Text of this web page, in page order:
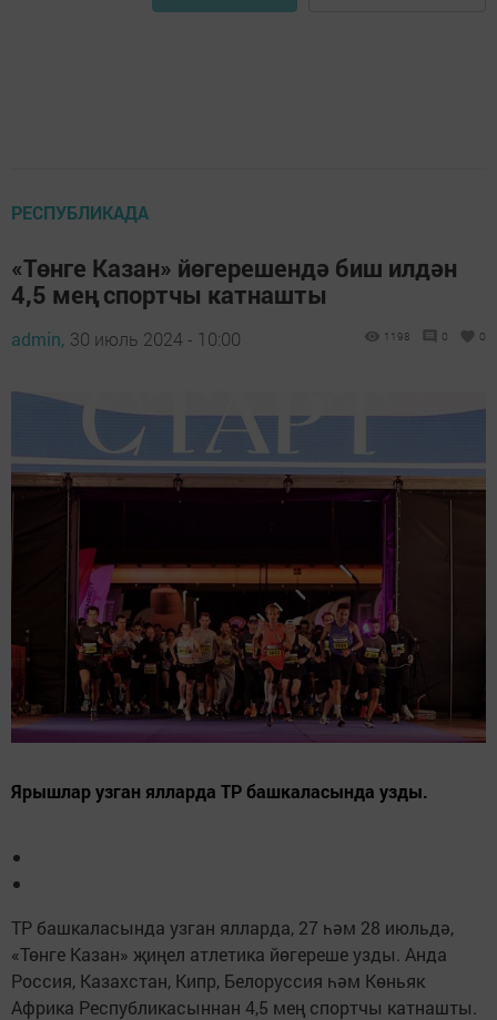
РЕСПУБЛИКАДА
«Төнге Казан» йөгерешендә биш илдән
4,5 мең спортчы катнашты
admin, 30 июль 2024 - 10:00 1198 0 0
Ярышлар узган ялларда ТР башкаласында узды.
ТР башкаласында узган ялларда, 27 һәм 28 июльдә,
«Төнге Казан» җиңел атлетика йөгереше узды. Анда
Россия, Казахстан, Кипр, Белоруссия һәм Көньяк
Африка Республикасыннан 4,5 мең спортчы катнашты.